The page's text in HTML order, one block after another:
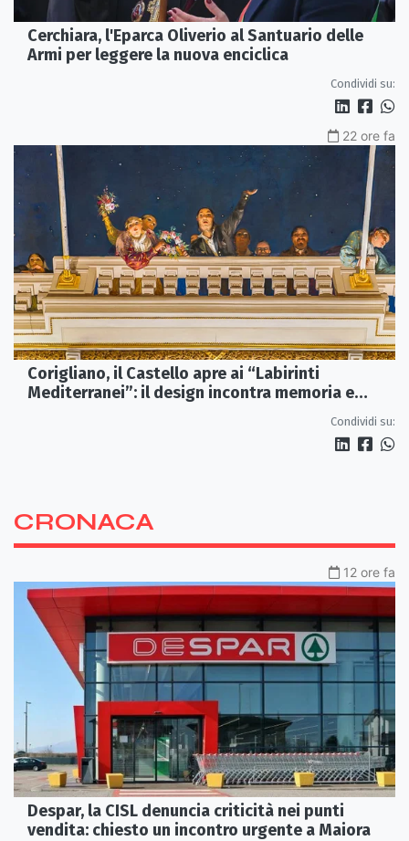
Cerchiara, l'Eparca Oliverio al Santuario delle
Armi per leggere la nuova enciclica
Condividi su:
22 ore fa
Corigliano, il Castello apre ai “Labirinti
Mediterranei”: il design incontra memoria e
Condividi su:
CRONACA
12 ore fa
Despar, la CISL denuncia criticità nei punti
vendita: chiesto un incontro urgente a Maiora